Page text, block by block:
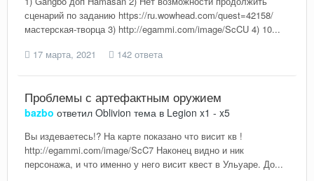
сценарий по заданию https://ru.wowhead.com/quest=42158/
мастерская-творца 3) http://egammi.com/image/ScCU 4) 10...
17 марта, 2021
142 ответа
Проблемы с артефактным оружием
bazbo ответил Oblivion тема в Legion x1 - x5
Вы издеваетесь!? На карте показано что висит кв !
http://egammi.com/image/ScC7 Наконец видно и ник
персонажа, и что именно у него висит квест в Ульуаре. До...